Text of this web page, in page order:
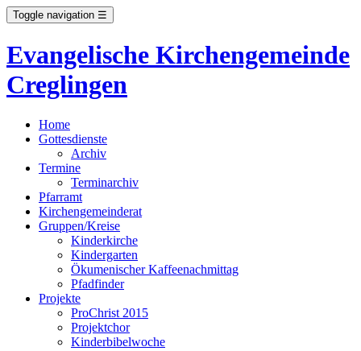
Toggle navigation ☰
Evangelische Kirchengemeinde
Creglingen
Home
Gottesdienste
Archiv
Termine
Terminarchiv
Pfarramt
Kirchengemeinderat
Gruppen/Kreise
Kinderkirche
Kindergarten
Ökumenischer Kaffeenachmittag
Pfadfinder
Projekte
ProChrist 2015
Projektchor
Kinderbibelwoche